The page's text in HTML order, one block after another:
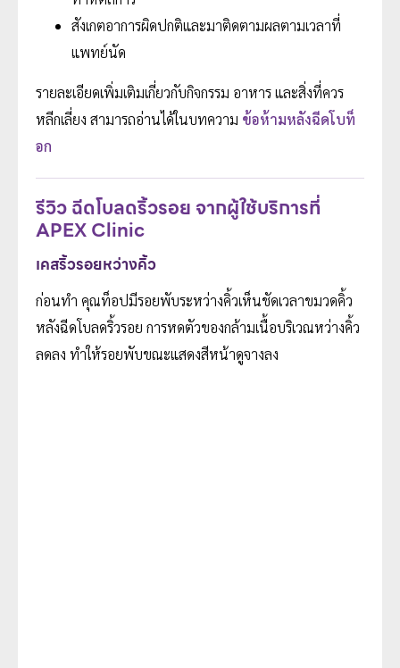
สังเกตอาการผิดปกติและมาติดตามผลตามเวลาที่
แพทย์นัด
รายละเอียดเพิ่มเติมเกี่ยวกับกิจกรรม อาหาร และสิ่งที่ควร
หลีกเลี่ยง สามารถอ่านได้ในบทความ ข้อห้ามหลังฉีดโบท็
อก
รีวิว ฉีดโบลดริ้วรอย จากผู้ใช้บริการที่
APEX Clinic
เคสริ้วรอยหว่างคิ้ว
ก่อนทำ คุณท็อปมีรอยพับระหว่างคิ้วเห็นชัดเวลาขมวดคิ้ว
หลังฉีดโบลดริ้วรอย การหดตัวของกล้ามเนื้อบริเวณหว่างคิ้ว
ลดลง ทำให้รอยพับขณะแสดงสีหน้าดูจางลง